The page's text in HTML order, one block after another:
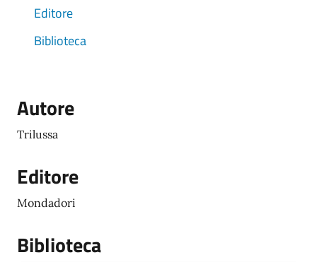
Editore
Biblioteca
Autore
Trilussa
Editore
Mondadori
Biblioteca